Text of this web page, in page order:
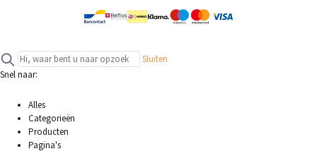
Sluiten
Snel naar:
Alles
Categorieën
Producten
Pagina's